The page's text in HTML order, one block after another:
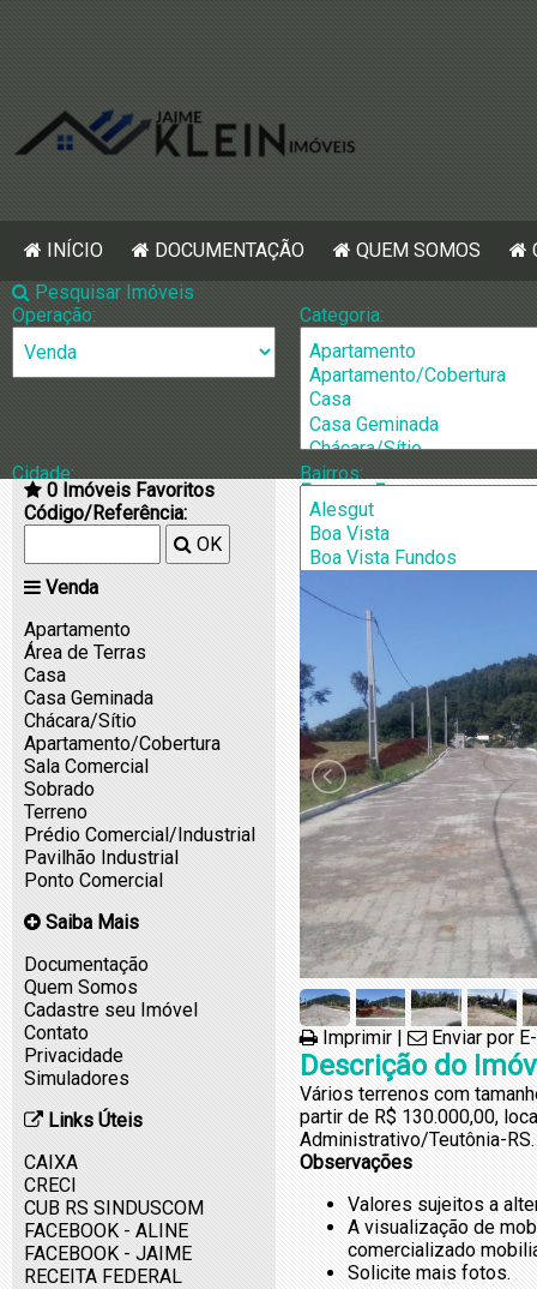
INÍCIO DOCUMENTAÇÃO QUEM SOMOS
Pesquisar Imóveis
Operação:
Categoria:
Cidade: Bairros:
0 Imóveis Favoritos
Código/Referência:
OK
Venda
Apartamento
Área de Terras
Casa
Casa Geminada
Chácara/Sítio
Apartamento/Cobertura
Sala Comercial
Sobrado
Terreno
Prédio Comercial/Industrial
Pavilhão Industrial
Ponto Comercial
Saiba Mais
Documentação
Quem Somos
Cadastre seu Imóvel
Contato
Privacidade
Simuladores
Links Úteis
CAIXA
CRECI
CUB RS SINDUSCOM
FACEBOOK - ALINE
FACEBOOK - JAIME
RECEITA FEDERAL
[197] Terreno
Teutônia
Imprimir | Enviar por
Descrição do
Vários terrenos com
partir de R$ 130.000,00,
Administrativo/Teutônia-RS.
Observações
Valores sujeitos a
A visualização de
comercializado
Solicite mais fotos.